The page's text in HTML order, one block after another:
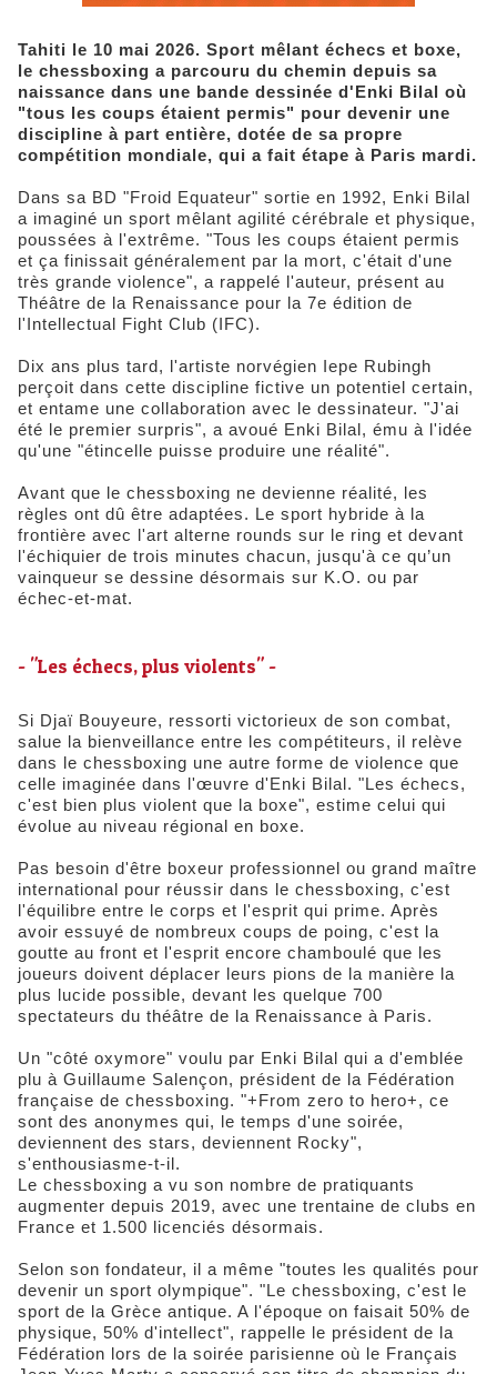
Tahiti le 10 mai 2026. Sport mêlant échecs et boxe,
le chessboxing a parcouru du chemin depuis sa
naissance dans une bande dessinée d'Enki Bilal où
"tous les coups étaient permis" pour devenir une
discipline à part entière, dotée de sa propre
compétition mondiale, qui a fait étape à Paris mardi.
Dans sa BD "Froid Equateur" sortie en 1992, Enki Bilal
a imaginé un sport mêlant agilité cérébrale et physique,
poussées à l'extrême. "Tous les coups étaient permis
et ça finissait généralement par la mort, c'était d'une
très grande violence", a rappelé l'auteur, présent au
Théâtre de la Renaissance pour la 7e édition de
l'Intellectual Fight Club (IFC).
Dix ans plus tard, l'artiste norvégien Iepe Rubingh
perçoit dans cette discipline fictive un potentiel certain,
et entame une collaboration avec le dessinateur. "J'ai
été le premier surpris", a avoué Enki Bilal, ému à l'idée
qu'une "étincelle puisse produire une réalité".
Avant que le chessboxing ne devienne réalité, les
règles ont dû être adaptées. Le sport hybride à la
frontière avec l'art alterne rounds sur le ring et devant
l'échiquier de trois minutes chacun, jusqu'à ce qu’un
vainqueur se dessine désormais sur K.O. ou par
échec-et-mat.
- "Les échecs, plus violents" -
Si Djaï Bouyeure, ressorti victorieux de son combat,
salue la bienveillance entre les compétiteurs, il relève
dans le chessboxing une autre forme de violence que
celle imaginée dans l'œuvre d'Enki Bilal. "Les échecs,
c'est bien plus violent que la boxe", estime celui qui
évolue au niveau régional en boxe.
Pas besoin d'être boxeur professionnel ou grand maître
international pour réussir dans le chessboxing, c'est
l'équilibre entre le corps et l'esprit qui prime. Après
avoir essuyé de nombreux coups de poing, c'est la
goutte au front et l'esprit encore chamboulé que les
joueurs doivent déplacer leurs pions de la manière la
plus lucide possible, devant les quelque 700
spectateurs du théâtre de la Renaissance à Paris.
Un "côté oxymore" voulu par Enki Bilal qui a d'emblée
plu à Guillaume Salençon, président de la Fédération
française de chessboxing. "+From zero to hero+, ce
sont des anonymes qui, le temps d'une soirée,
deviennent des stars, deviennent Rocky",
s'enthousiasme-t-il.
Le chessboxing a vu son nombre de pratiquants
augmenter depuis 2019, avec une trentaine de clubs en
France et 1.500 licenciés désormais.
Selon son fondateur, il a même "toutes les qualités pour
devenir un sport olympique". "Le chessboxing, c'est le
sport de la Grèce antique. A l'époque on faisait 50% de
physique, 50% d'intellect", rappelle le président de la
Fédération lors de la soirée parisienne où le Français